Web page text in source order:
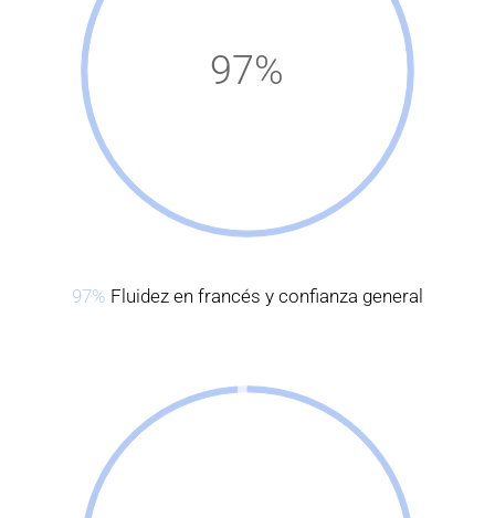
97%
97% Fluidez en francés y confianza general